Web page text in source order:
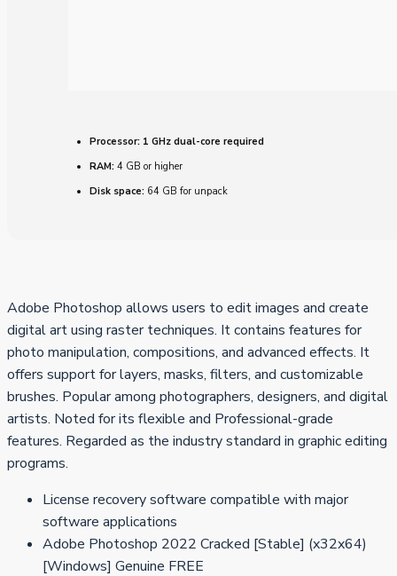
Processor: 1 GHz dual-core required
RAM: 4 GB or higher
Disk space: 64 GB for unpack
Adobe Photoshop allows users to edit images and create
digital art using raster techniques. It contains features for
photo manipulation, compositions, and advanced effects. It
offers support for layers, masks, filters, and customizable
brushes. Popular among photographers, designers, and digital
artists. Noted for its flexible and Professional-grade
features. Regarded as the industry standard in graphic editing
programs.
License recovery software compatible with major
software applications
Adobe Photoshop 2022 Cracked [Stable] (x32x64)
[Windows] Genuine FREE